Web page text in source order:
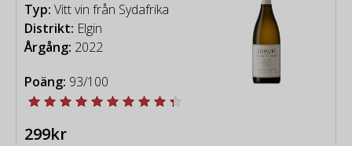
Typ: Vitt vin från Sydafrika
Distrikt: Elgin
Årgång: 2022
Poäng: 93/100
299kr